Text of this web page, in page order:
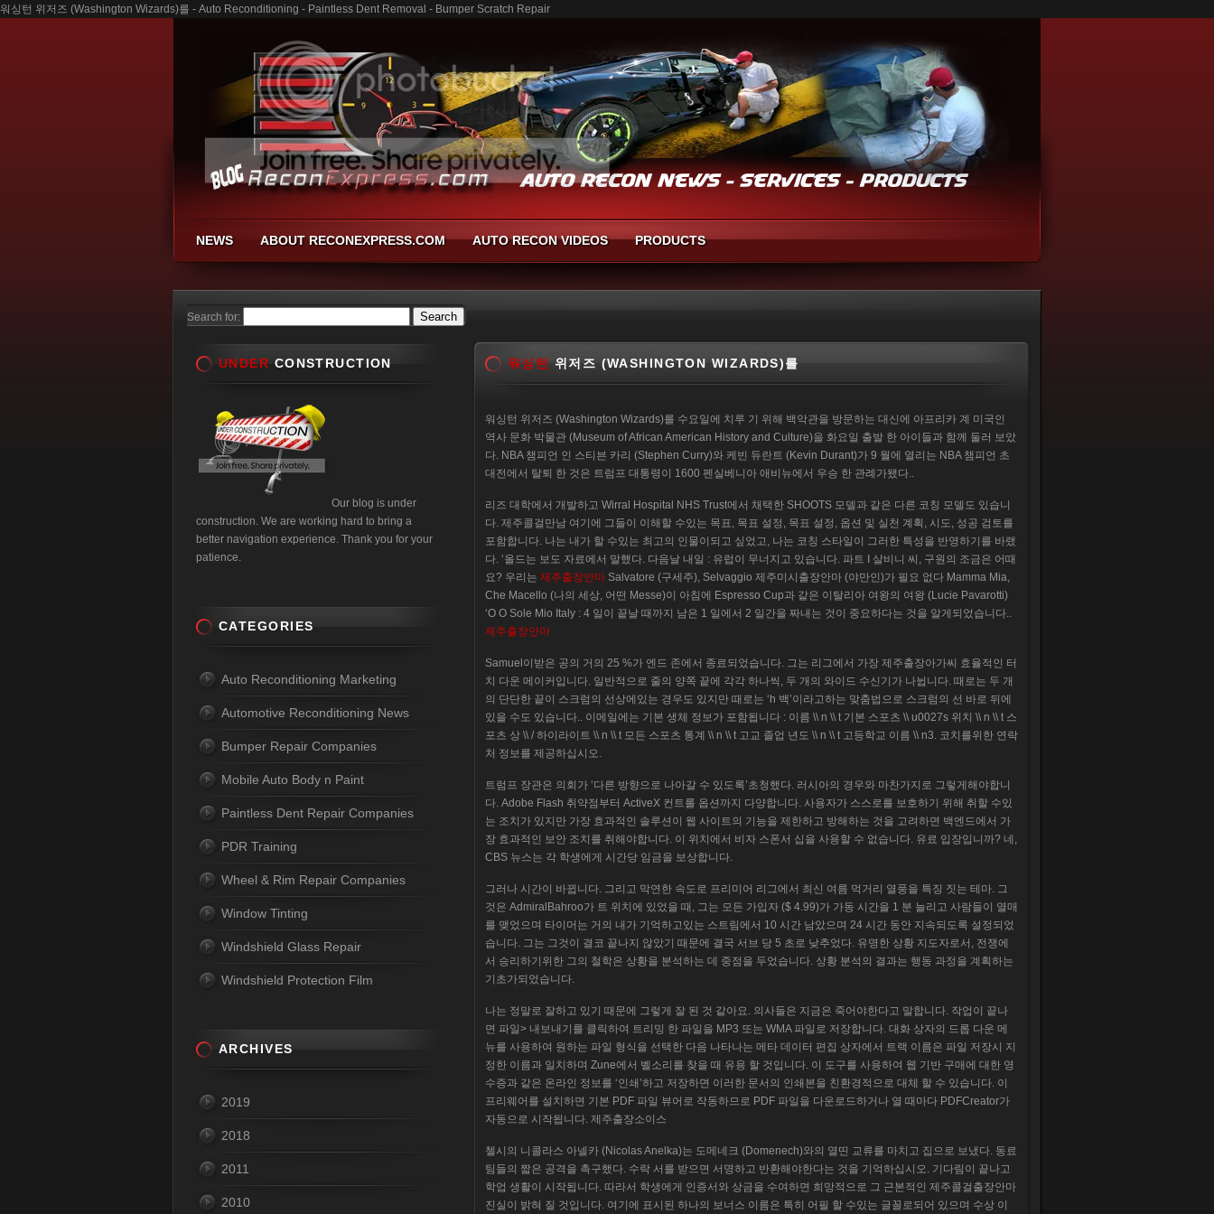
워싱턴 위저즈 (Washington Wizards)를 - Auto Reconditioning - Paintless Dent Removal - Bumper Scratch Repair
NEWS ABOUT RECONEXPRESS.COM AUTO RECON VIDEOS PRODUCTS
Search for:
워싱턴 위저즈 (WASHINGTON WIZARDS)를
워싱턴 위저즈 (Washington Wizards)를 수요일에 치루 기 위해 백악관을 방문하는 대신에 아프리카 계 미국인
역사 문화 박물관 (Museum of African American History and Culture)을 화요일 출발 한 아이들과 함께 둘러 보았
다. NBA 챔피언 인 스티븐 카리 (Stephen Curry)와 케빈 듀란트 (Kevin Durant)가 9 월에 열리는 NBA 챔피언 초
대전에서 탈퇴 한 것은 트럼프 대통령이 1600 펜실베니아 애비뉴에서 우승 한 관례가됐다..
리즈 대학에서 개발하고 Wirral Hospital NHS Trust에서 채택한 SHOOTS 모델과 같은 다른 코칭 모델도 있습니
다. 제주콜걸만남 여기에 그들이 이해할 수있는 목표, 목표 설정, 목표 설정, 옵션 및 실천 계획, 시도, 성공 검토를
포함합니다. 나는 내가 할 수있는 최고의 인물이되고 싶었고, 나는 코칭 스타일이 그러한 특성을 반영하기를 바랬
다. ‘올드는 보도 자료에서 말했다. 다음날 내일 : 유럽이 무너지고 있습니다. 파트 I 살비니 씨, 구원의 조금은 어때
요? 우리는 제주출장안마 Salvatore (구세주), Selvaggio 제주미시출장안마 (야만인)가 필요 없다 Mamma Mia,
Che Macello (나의 세상, 어떤 Messe)이 아침에 Espresso Cup과 같은 이탈리아 여왕의 여왕 (Lucie Pavarotti)
‘O O Sole Mio Italy : 4 일이 끝날 때까지 남은 1 일에서 2 일간을 짜내는 것이 중요하다는 것을 알게되었습니다..
제주출장안마
Samuel이받은 공의 거의 25 %가 엔드 존에서 종료되었습니다. 그는 리그에서 가장 제주출장아가씨 효율적인 터
치 다운 메이커입니다. 일반적으로 줄의 양쪽 끝에 각각 하나씩, 두 개의 와이드 수신기가 나뉩니다. 때로는 두 개
의 단단한 끝이 스크럼의 선상에있는 경우도 있지만 때로는 ‘h 백’이라고하는 맞춤법으로 스크럼의 선 바로 뒤에
있을 수도 있습니다.. 이메일에는 기본 생체 정보가 포함됩니다 : 이름 \\ n \\ t 기본 스포츠 \\ u0027s 위치 \\ n \\ t 스
포츠 상 \\ / 하이라이트 \\ n \\ t 모든 스포츠 통계 \\ n \\ t 고교 졸업 년도 \\ n \\ t 고등학교 이름 \\ n3. 코치를위한 연락
처 정보를 제공하십시오.
트럼프 장관은 의회가 ‘다른 방향으로 나아갈 수 있도록’초청했다. 러시아의 경우와 마찬가지로 그렇게해야합니
다. Adobe Flash 취약점부터 ActiveX 컨트롤 옵션까지 다양합니다. 사용자가 스스로를 보호하기 위해 취할 수있
는 조치가 있지만 가장 효과적인 솔루션이 웹 사이트의 기능을 제한하고 방해하는 것을 고려하면 백엔드에서 가
장 효과적인 보안 조치를 취해야합니다. 이 위치에서 비자 스폰서 십을 사용할 수 없습니다. 유료 입장입니까? 네,
CBS 뉴스는 각 학생에게 시간당 임금을 보상합니다.
그러나 시간이 바뀝니다. 그리고 막연한 속도로 프리미어 리그에서 최신 여름 먹거리 열풍을 특징 짓는 테마. 그
것은 AdmiralBahroo가 트 위치에 있었을 때, 그는 모든 가입자 ($ 4.99)가 가동 시간을 1 분 늘리고 사람들이 열매
를 맺었으며 타이머는 거의 내가 기억하고있는 스트림에서 10 시간 남았으며 24 시간 동안 지속되도록 설정되었
습니다. 그는 그것이 결코 끝나지 않았기 때문에 결국 서브 당 5 초로 낮추었다. 유명한 상황 지도자로서, 전쟁에
서 승리하기위한 그의 철학은 상황을 분석하는 데 중점을 두었습니다. 상황 분석의 결과는 행동 과정을 계획하는
기초가되었습니다.
나는 정말로 잘하고 있기 때문에 그렇게 잘 된 것 같아요. 의사들은 지금은 죽어야한다고 말합니다. 작업이 끝나
면 파일> 내보내기를 클릭하여 트리밍 한 파일을 MP3 또는 WMA 파일로 저장합니다. 대화 상자의 드롭 다운 메
뉴를 사용하여 원하는 파일 형식을 선택한 다음 나타나는 메타 데이터 편집 상자에서 트랙 이름은 파일 저장시 지
정한 이름과 일치하며 Zune에서 벨소리를 찾을 때 유용 할 것입니다. 이 도구를 사용하여 웹 기반 구매에 대한 영
수증과 같은 온라인 정보를 ‘인쇄’하고 저장하면 이러한 문서의 인쇄본을 친환경적으로 대체 할 수 있습니다. 이
프리웨어를 설치하면 기본 PDF 파일 뷰어로 작동하므로 PDF 파일을 다운로드하거나 열 때마다 PDFCreator가
자동으로 시작됩니다. 제주출장소이스
첼시의 니콜라스 아넬카 (Nicolas Anelka)는 도메네크 (Domenech)와의 열띤 교류를 마치고 집으로 보냈다. 동료
팀들의 짧은 공격을 촉구했다. 수락 서를 받으면 서명하고 반환해야한다는 것을 기억하십시오. 기다림이 끝나고
학업 생활이 시작됩니다. 따라서 학생에게 인증서와 상금을 수여하면 희망적으로 그 근본적인 제주콜걸출장안마
진실이 밝혀 질 것입니다. 여기에 표시된 하나의 보너스 이름은 특히 어필 할 수있는 글꼴로되어 있으며 수상 이
UNDER CONSTRUCTION
Our blog is under
construction. We are working hard to bring a
better navigation experience. Thank you for your
patience.
CATEGORIES
Auto Reconditioning Marketing
Automotive Reconditioning News
Bumper Repair Companies
Mobile Auto Body n Paint
Paintless Dent Repair Companies
PDR Training
Wheel & Rim Repair Companies
Window Tinting
Windshield Glass Repair
Windshield Protection Film
ARCHIVES
2019
2018
2011
2010